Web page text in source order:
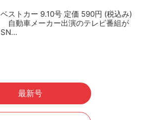
ベストカー 9.10号 定価 590円 (税込み)
自動車メーカー出演のテレビ番組が
SN…
最新号